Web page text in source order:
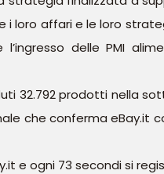
loro affari e le loro
delle PMI
32.792 prodotti nella
che conferma eBay.it
e ogni 73 secondi si